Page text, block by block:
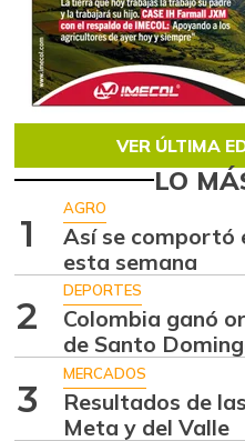
VER ÚLTIMA
LO
1
AGRO
Así se comportó
esta semana
2
DEPORTES
Colombia ganó
de Santo
3
MERCADOS
Resultados de
Meta y del Valle